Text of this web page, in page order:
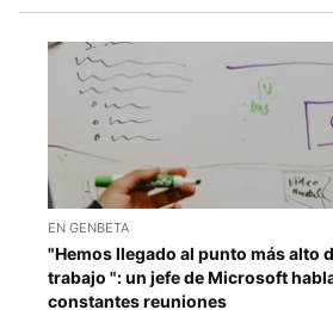
EN GENBETA
"Hemos llegado al punto más alto
trabajo ": un jefe de Microsoft
constantes reuniones